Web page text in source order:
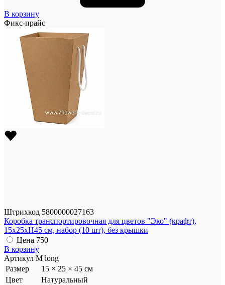
В корзину
Фикс-прайс
Штрихкод 5800000027163
Коробка транспортировочная для цветов "Эко" (крафт),
15x25xH45 см, набор (10 шт), без крышки
Цена 750
В корзину
Артикул М long
Размер
15 × 25 × 45 см
Цвет
Натуральный